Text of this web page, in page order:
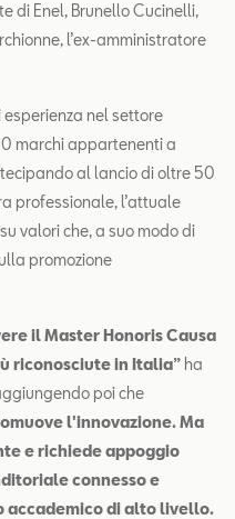
di Enel, Brunello Cucinelli,
l’ex-amministratore
esperienza nel settore
marchi appartenenti a
al lancio di oltre 50
professionale, l’attuale
valori che, a suo modo di
promozione
il Master Honoris Causa
riconosciute in Italia” ha
poi che
l'innovazione. Ma
e richiede appoggio
connesso e
di alto livello.